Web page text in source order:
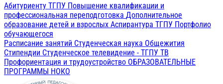
Абитуриенту ТГПУ Повышение квалификации и
профессиональная переподготовка Дополнительное
образование детей и взрослых Аспирантура ТГПУ Портфолио
обучающегося
Расписание занятий Студенческая наука Общежития
Стипендии Студенческое телевидение - ТГПУ ТВ
Профориентация и трудоустройство ОБРАЗОВАТЕЛЬНЫЕ
ПРОГРАММЫ НОКО